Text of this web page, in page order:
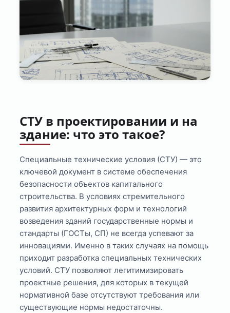
СТУ в проектировании и на
здание: что это такое?
Специальные технические условия (СТУ) — это
ключевой документ в системе обеспечения
безопасности объектов капитального
строительства. В условиях стремительного
развития архитектурных форм и технологий
возведения зданий государственные нормы и
стандарты (ГОСТы, СП) не всегда успевают за
инновациями. Именно в таких случаях на помощь
приходит разработка специальных технических
условий. СТУ позволяют легитимизировать
проектные решения, для которых в текущей
нормативной базе отсутствуют требования или
существующие нормы недостаточны.